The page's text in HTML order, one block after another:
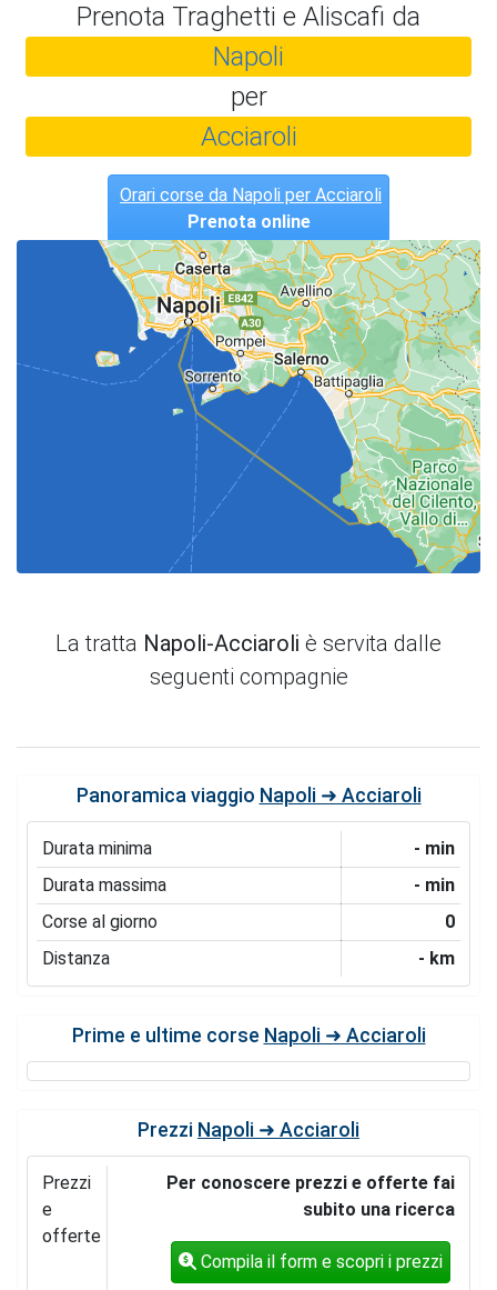
Prenota Traghetti e Aliscafi da
Napoli
per
Acciaroli
Orari corse da Napoli per Acciaroli
Prenota online
La tratta Napoli-Acciaroli è servita dalle
seguenti compagnie
Panoramica viaggio Napoli ➜ Acciaroli
Durata minima
- min
Durata massima
- min
Corse al giorno
0
Distanza
- km
Prime e ultime corse Napoli ➜ Acciaroli
Prezzi Napoli ➜ Acciaroli
Prezzi
e
offerte
Per conoscere prezzi e offerte fai
subito una ricerca
Compila il form e scopri i prezzi